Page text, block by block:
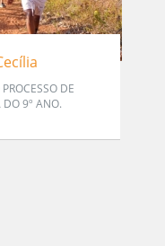
DE
DO 9º ANO.